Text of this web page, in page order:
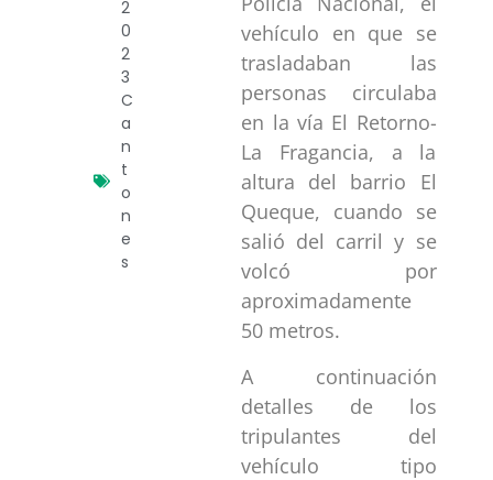
2
0
2
3
C
a
n
t
o
n
e
s
vehículo en que se
trasladaban las
personas circulaba
en la vía El Retorno-
La Fragancia, a la
altura del barrio El
Queque, cuando se
salió del carril y se
volcó por
aproximadamente
50 metros.
A continuación
detalles de los
tripulantes del
vehículo tipo